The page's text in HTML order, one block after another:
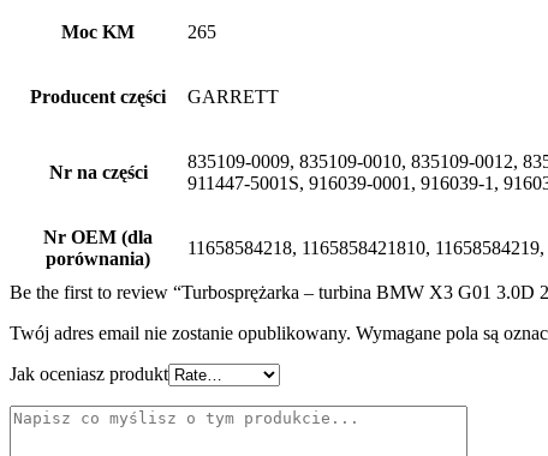
Moc KM 265
Producent części GARRETT
Nr na części
835109-0009, 835109-0010, 835109-0012,
911447-5001S, 916039-0001, 916039-1,
Nr OEM (dla
porównania)
11658584218, 1165858421810,
Be the first to review “Turbosprężarka – turbina BMW X3 G01 3.0D
Twój adres email nie zostanie opublikowany. Wymagane pola są
Jak oceniasz produkt